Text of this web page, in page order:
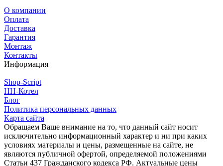
О компании
Оплата
Доставка
Гарантия
Монтаж
Контакты
Информация
Shop-Script
НН-Котел
Блог
Политика персональных данных
Карта сайта
Обращаем Ваше внимание на то, что данный сайт носит
исключительно информационный характер и ни при каких
условиях материалы и цены, размещенные на сайте, не
являются публичной офертой, определяемой положениями
Статьи 437 Гражданского кодекса РФ. Актуальные цены